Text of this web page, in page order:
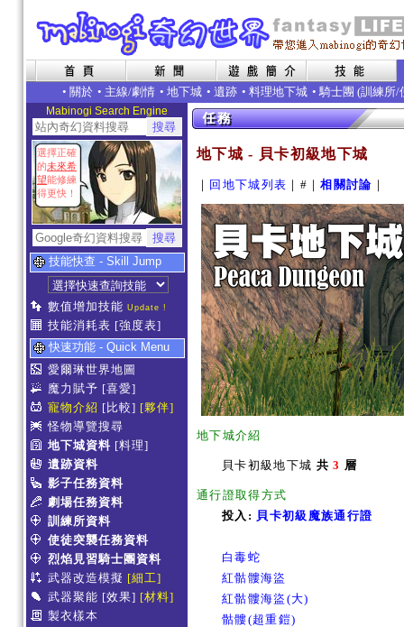
• 關於 • 主線/劇情 • 地下城 • 遺跡 • 料理地下城 • 騎士團 (訓練所/
Mabinogi Search Engine
選擇正確
的未來希
望能修練
得更快！
技能快查 - Skill Jump
數值增加技能 Update !
技能消耗表 [強度表]
快速功能 - Quick Menu
愛爾琳世界地圖
魔力賦予 [喜愛]
寵物介紹 [比較] [夥伴]
怪物導覽搜尋
地下城資料 [料理]
遺跡資料
影子任務資料
劇場任務資料
訓練所資料
使徒突襲任務資料
烈焰見習騎士團資料
武器改造模擬 [細工]
武器聚能 [效果] [材料]
製衣樣本
地下城 - 貝卡初級地下城
｜ 回地下城列表 ｜#｜相關討論 ｜
地下城介紹
貝卡初級地下城 共3 層
通行證取得方式
投入: 貝卡初級魔族通行證
白毒蛇
紅骷髏海盜
紅骷髏海盜(大)
骷髏(超重鎧)